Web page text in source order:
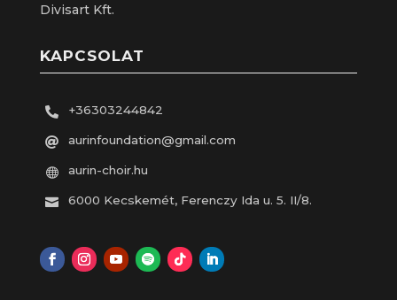
Divisart Kft.
KAPCSOLAT
 +36303244842
 aurinfoundation@gmail.com
 aurin-choir.hu
 6000 Kecskemét, Ferenczy Ida u. 5. II/8.